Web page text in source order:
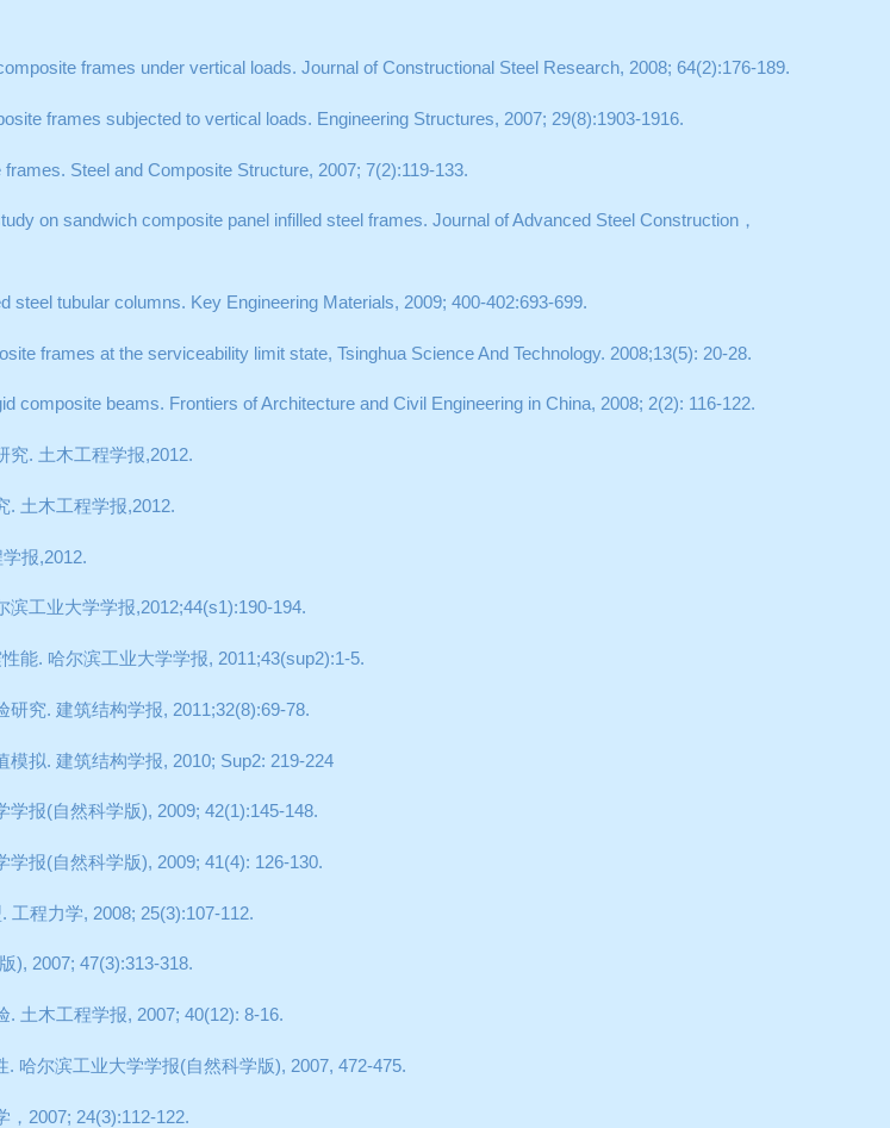
frames under vertical loads. Journal of Constructional Steel Research, 2008; 64(2):176-189.
frames subjected to vertical loads. Engineering Structures, 2007; 29(8):1903-1916.
Steel and Composite Structure, 2007; 7(2):119-133.
on sandwich composite panel infilled steel frames. Journal of Advanced Steel Construction ，
steel tubular columns. Key Engineering Materials, 2009; 400-402:693-699.
frames at the serviceability limit state, Tsinghua Science And Technology. 2008;13(5): 20-28.
composite beams. Frontiers of Architecture and Civil Engineering in China, 2008; 2(2): 116-122.
究. 土木工程学报,2012.
. 土木工程学报,2012.
报,2012.
滨工业大学学报,2012;44(s1):190-194.
能. 哈尔滨工业大学学报, 2011;43(sup2):1-5.
研究. 建筑结构学报, 2011;32(8):69-78.
模拟. 建筑结构学报, 2010; Sup2: 219-224
学报(自然科学版), 2009; 42(1):145-148.
学报(自然科学版), 2009; 41(4): 126-130.
. 工程力学, 2008; 25(3):107-112.
), 2007; 47(3):313-318.
. 土木工程学报, 2007; 40(12): 8-16.
. 哈尔滨工业大学学报(自然科学版), 2007, 472-475.
， 2007; 24(3):112-122.